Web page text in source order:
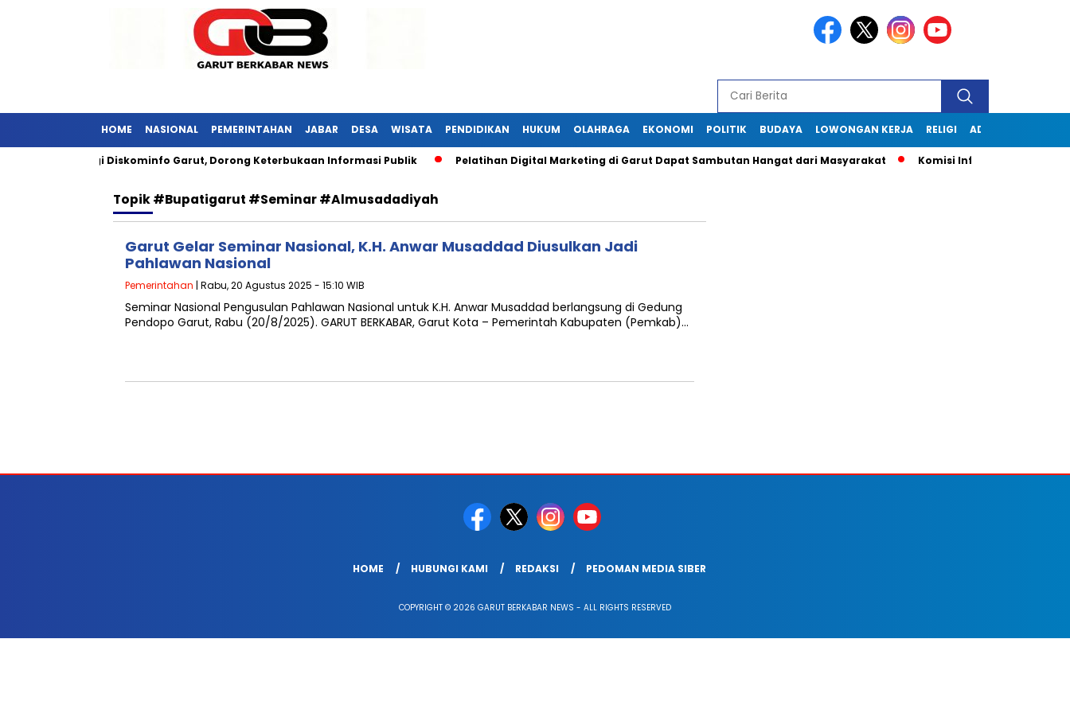
HOME NASIONAL PEMERINTAHAN JABAR DESA WISATA PENDIDIKAN HUKUM OLAHRAGA EKONOMI POLITIK BUDAYA LOWONGAN KERJA RELIGI ADVERTORIAL
Jabar Kunjungi Diskominfo Garut, Dorong Keterbukaan Informasi Publik Pelatihan Digital Marketing di Garut Dapat Sambutan Hangat dari Masyarakat Komisi Informasi Jabar
Topik#Bupatigarut #seminar #almusadadiyah
Garut Gelar Seminar Nasional, K.H. Anwar Musaddad Diusulkan Jadi
Pahlawan Nasional
Pemerintahan | Rabu, 20 Agustus 2025 - 15:10 WIB
Seminar Nasional Pengusulan Pahlawan Nasional untuk K.H. Anwar Musaddad berlangsung di Gedung
Pendopo Garut, Rabu (20/8/2025). GARUT BERKABAR, Garut Kota – Pemerintah Kabupaten (Pemkab)…
HOME HUBUNGI KAMI REDAKSI PEDOMAN MEDIA SIBER
COPYRIGHT © 2026 GARUT BERKABAR NEWS - ALL RIGHTS RESERVED